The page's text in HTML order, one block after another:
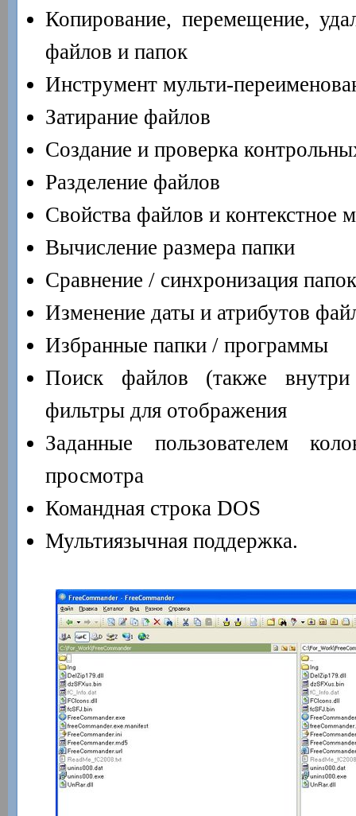
Копирование, перемещение,
файлов и папок
Инструмент мульти-
Затирание файлов
Создание и проверка
Разделение файлов
Свойства файлов и контекстное
Вычисление размера папки
Сравнение / синхронизация папок
Изменение даты и атрибутов
Избранные папки / программы
Поиск файлов (также
фильтры для отображения
Заданные пользователем
просмотра
Командная строка DOS
Мультиязычная поддержка.